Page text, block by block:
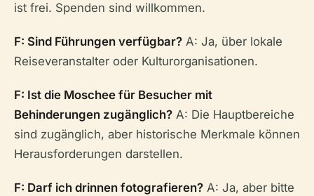
ist frei. Spenden sind willkommen.
F: Sind Führungen verfügbar? A: Ja, über lokale
Reiseveranstalter oder Kulturorganisationen.
F: Ist die Moschee für Besucher mit
Behinderungen zugänglich? A: Die Hauptbereiche
sind zugänglich, aber historische Merkmale können
Herausforderungen darstellen.
F: Darf ich drinnen fotografieren? A: Ja, aber bitte